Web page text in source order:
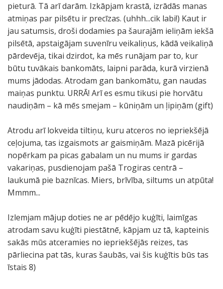
pieturā. Tā arī darām. Izkāpjam krastā, izrādās manas
atmiņas par pilsētu ir precīzas. (uhhh...cik labi!) Kaut ir
jau satumsis, droši dodamies pa šaurajām ieliņām iekšā
pilsētā, apstaigājam suvenīru veikaliņus, kādā veikaliņā
pārdevēja, tikai dzirdot, ka mēs runājam par to, kur
būtu tuvākais bankomāts, laipni parāda, kurā virzienā
mums jādodas. Atrodam gan bankomātu, gan naudas
maiņas punktu. URRĀ! Arī es esmu tikusi pie horvātu
naudiņām – kā mēs smejam – kūniņām un ļipiņām (gift)
Atrodu arī lokveida tiltiņu, kuru atceros no iepriekšējā
ceļojuma, tas izgaismots ar gaismiņām. Mazā picērijā
nopērkam pa picas gabalam un nu mums ir gardas
vakariņas, pusdienojam pašā Trogiras centrā –
laukumā pie baznīcas. Miers, brīvība, siltums un atpūta!
Mmmm...
Izlemjam mājup doties ne ar pēdējo kuģīti, laimīgas
atrodam savu kuģīti piestātnē, kāpjam uz tā, kapteinis
sakās mūs atceramies no iepriekšējās reizes, tas
pārliecina pat tās, kuras šaubās, vai šis kuģītis būs tas
īstais 8)